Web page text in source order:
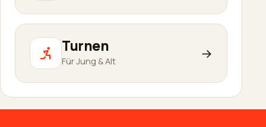
Turnen
Für Jung & Alt →